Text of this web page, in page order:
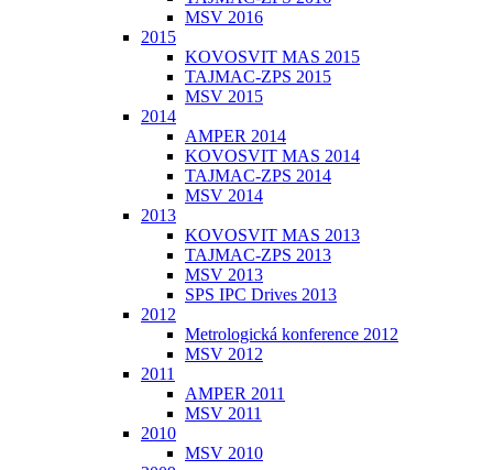
MSV 2016
2015
KOVOSVIT MAS 2015
TAJMAC-ZPS 2015
MSV 2015
2014
AMPER 2014
KOVOSVIT MAS 2014
TAJMAC-ZPS 2014
MSV 2014
2013
KOVOSVIT MAS 2013
TAJMAC-ZPS 2013
MSV 2013
SPS IPC Drives 2013
2012
Metrologická konference 2012
MSV 2012
2011
AMPER 2011
MSV 2011
2010
MSV 2010